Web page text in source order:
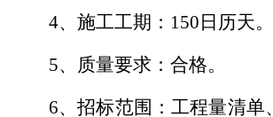
4、施工工期：150日历天。
5、质量要求：合格。
6、招标范围：工程量清